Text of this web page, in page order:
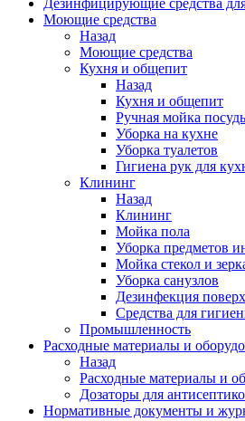
Дезинфицирующие средства
Моющие средства
Назад
Моющие средства
Кухня и общепит
Назад
Кухня и общепит
Ручная мойка
Уборка на кухне
Уборка туалетов
Гигиена рук для
Клининг
Назад
Клининг
Мойка пола
Уборка предметов
Мойка стекол и
Уборка санузлов
Дезинфекция
Средства для
Промышленность
Расходные материалы и
Назад
Расходные материалы и
Дозаторы для
Нормативные документы и